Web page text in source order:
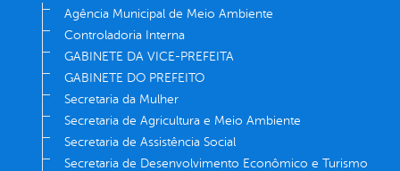
Agência Municipal de Meio Ambiente
Controladoria Interna
GABINETE DA VICE-PREFEITA
GABINETE DO PREFEITO
Secretaria da Mulher
Secretaria de Agricultura e Meio Ambiente
Secretaria de Assistência Social
Secretaria de Desenvolvimento Econômico e Turismo